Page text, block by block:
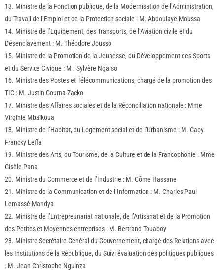
13. Ministre de la Fonction publique, de la Modernisation de l’Administration,
du Travail de l’Emploi et de la Protection sociale : M. Abdoulaye Moussa
14. Ministre de l’Equipement, des Transports, de l’Aviation civile et du
Désenclavement : M. Théodore Jousso
15. Ministre de la Promotion de la Jeunesse, du Développement des Sports
et du Service Civique : M . Sylvère Ngarso
16. Ministre des Postes et Télécommunications, chargé de la promotion des
TIC : M. Justin Gourna Zacko
17. Ministre des Affaires sociales et de la Réconciliation nationale : Mme
Virginie Mbaïkoua
18. Ministre de l’Habitat, du Logement social et de l’Urbanisme : M. Gaby
Francky Leffa
19. Ministre des Arts, du Tourisme, de la Culture et de la Francophonie : Mme
Gisèle Pana
20. Ministre du Commerce et de l’Industrie : M. Côme Hassane
21. Ministre de la Communication et de l’Information : M. Charles Paul
Lemassé Mandya
22. Ministre de l’Entrepreunariat nationale, de l’Artisanat et de la Promotion
des Petites et Moyennes entreprises : M. Bertrand Touaboy
23. Ministre Secrétaire Général du Gouvernement, chargé des Relations avec
les Institutions de la République, du Suivi évaluation des politiques publiques
: M. Jean Christophe Nguinza